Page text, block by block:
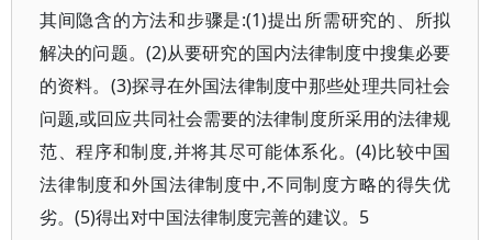
其间隐含的方法和步骤是:(1)提出所需研究的、所拟
解决的问题。(2)从要研究的国内法律制度中搜集必要
的资料。(3)探寻在外国法律制度中那些处理共同社会
问题,或回应共同社会需要的法律制度所采用的法律规
范、程序和制度,并将其尽可能体系化。(4)比较中国
法律制度和外国法律制度中,不同制度方略的得失优
劣。(5)得出对中国法律制度完善的建议。5